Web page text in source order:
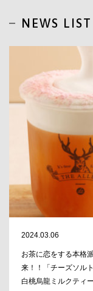
NEWS LIST
2024.03.06
お茶に恋をする本格
来！！「チーズソル
白桃烏龍ミルクティ